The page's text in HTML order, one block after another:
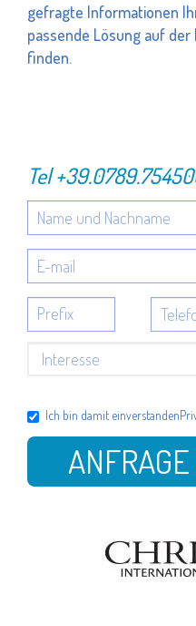
gefragte Informationen
passende Lösung auf
finden.
Tel
Ich bin damit einverstanden